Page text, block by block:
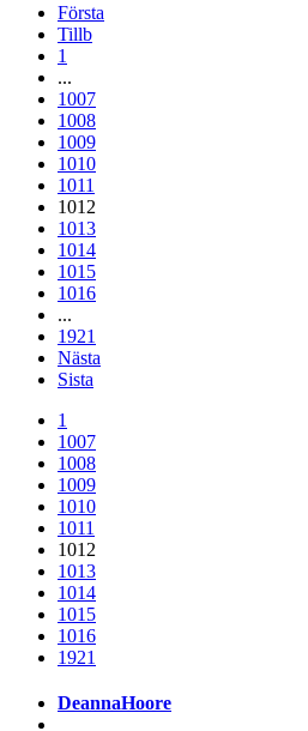
Första
Tillb
1
...
1007
1008
1009
1010
1011
1012
1013
1014
1015
1016
...
1921
Nästa
Sista
1
1007
1008
1009
1010
1011
1012
1013
1014
1015
1016
1921
DeannaHoore